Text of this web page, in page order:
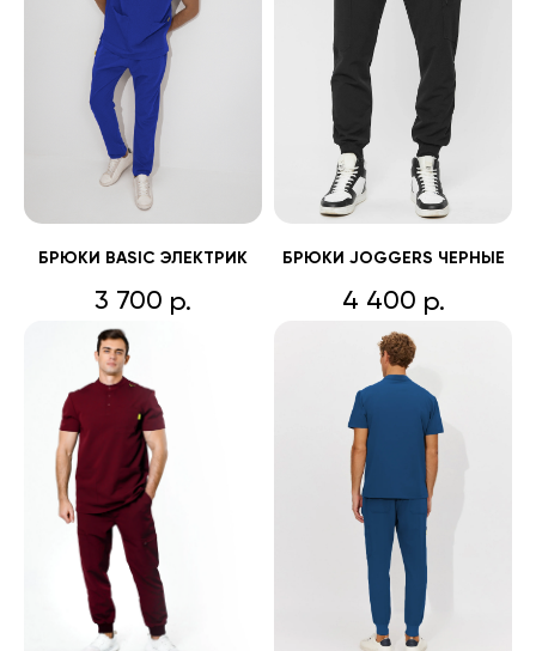
БРЮКИ BASIC ЭЛЕКТРИК
3 700 р.
БРЮКИ JOGGERS ЧЕРНЫЕ
4 400 р.